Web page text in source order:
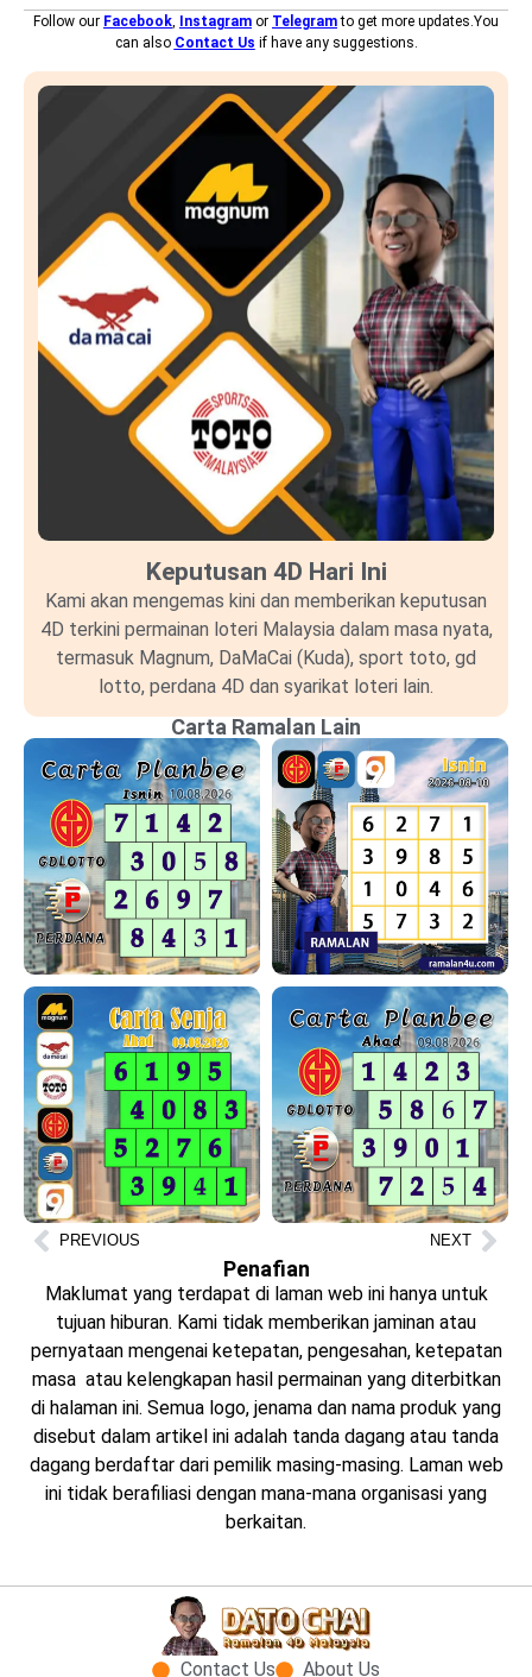
Follow our Facebook, Instagram or Telegramto get more updates.You
can also Contact Us if have any suggestions.
Keputusan 4D Hari Ini
Kami akan mengemas kini dan memberikan keputusan
4D terkini permainan loteri Malaysia dalam masa nyata,
termasuk Magnum, DaMaCai (Kuda), sport toto, gd
lotto, perdana 4D dan syarikat loteri lain.
Carta Ramalan Lain
PREVIOUS NEXT
Penafian
Maklumat yang terdapat di laman web ini hanya untuk
tujuan hiburan. Kami tidak memberikan jaminan atau
pernyataan mengenai ketepatan, pengesahan, ketepatan
masa atau kelengkapan hasil permainan yang diterbitkan
di halaman ini. Semua logo, jenama dan nama produk yang
disebut dalam artikel ini adalah tanda dagang atau tanda
dagang berdaftar dari pemilik masing-masing. Laman web
ini tidak berafiliasi dengan mana-mana organisasi yang
berkaitan.
Contact Us About Us